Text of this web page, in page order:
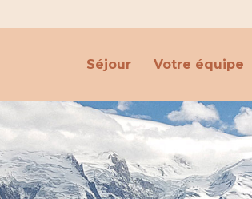
Séjour Votre équipe